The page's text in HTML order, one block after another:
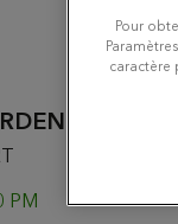
24
DPAM
PM
Pour
caractère